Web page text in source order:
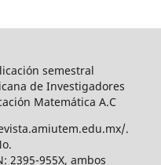
semestral
de Investigadores
Matemática A.C
.
2395-955X, ambos